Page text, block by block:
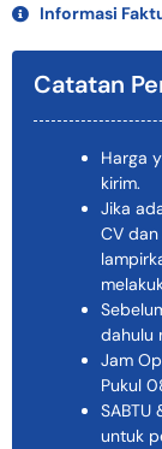
Informasi
Catatan
Harga
kirim.
Jika
CV
dahulu
Jam
Pukul
SABTU
untuk